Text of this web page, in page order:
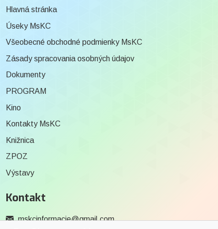
Hlavná stránka
Úseky MsKC
Všeobecné obchodné podmienky MsKC
Zásady spracovania osobných údajov
Dokumenty
PROGRAM
Kino
Kontakty MsKC
Knižnica
ZPOZ
Výstavy
Kontakt
mskcinformacie@gmail.com